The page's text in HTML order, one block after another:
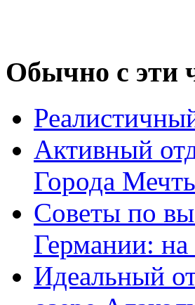
Обычно с эти
Активный
Города
Советы по
Германии: на
Идеальный